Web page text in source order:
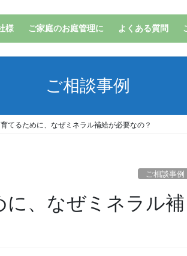
様 ご家庭のお庭管理に よくある質問
ご相談事例
てるために、なぜミネラル補給が必要なの？
ご相談事例
に、なぜミネラル補